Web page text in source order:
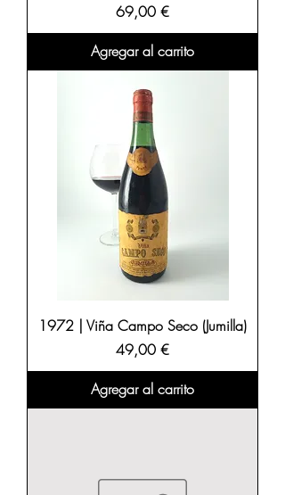
Precio
69,00 €
Agregar al carrito
1972 | Viña Campo Seco (Jumilla)
Precio
49,00 €
Agregar al carrito